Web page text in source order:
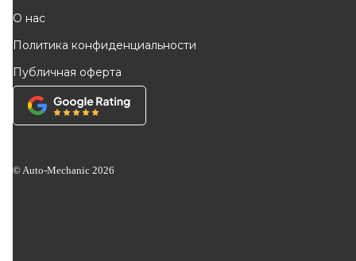
О нас
Политика конфиденциальности
Публичная оферта
© Auto-Mechanic 2026